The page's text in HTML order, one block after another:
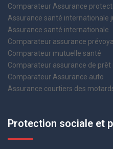
Comparateur Assurance
Assurance santé internationale
Assurance santé internationale
Comparateur assurance
Comparateur mutuelle santé
Comparateur assurance de
Comparateur Assurance auto
Assurance courtiers des
Protection sociale et